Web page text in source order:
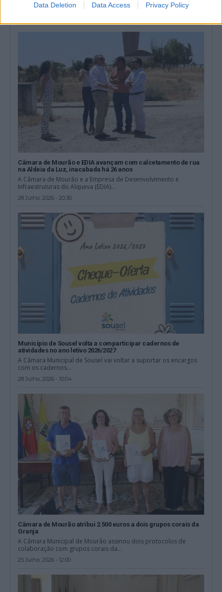
Data Deletion Data Access Privacy Policy
alunos...
Câmara de Mourão e EDIA avançam com calcetamento de rua
na Aldeia da Luz, inacabada há 26 anos
A Câmara de Mourão e a Empresa de Desenvolvimento e
Infraestruturas do Alqueva (EDIA)...
28 Julho, 2026 - 20:30
Município de Sousel volta a comparticipar cadernos de
atividades no ano letivo 2026/2027
A Câmara Municipal de Sousel vai voltar a suportar os encargos
com os cadernos...
28 Julho, 2026 - 10:04
Câmara de Mourão atribui 2.500 euros a dois grupos corais da
Granja
A Câmara Municipal de Mourão assinou dois protocolos de
colaboração com grupos corais da...
25 Julho, 2026 - 12:00